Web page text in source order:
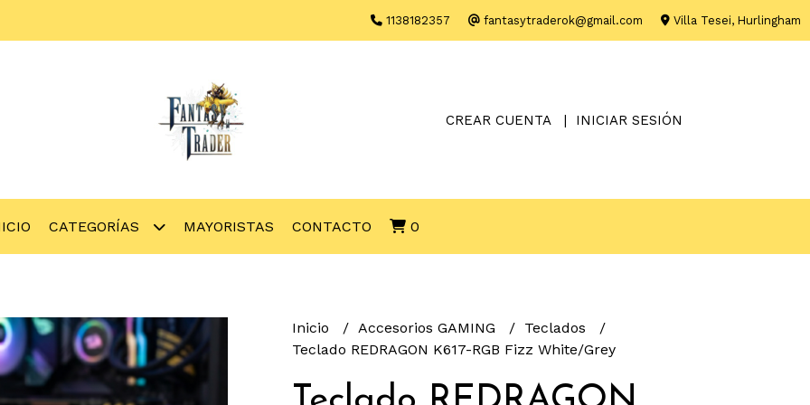
1138182357 fantasytraderok@gmail.com Villa Tesei, Hurlingham
CREAR CUENTA INICIAR SESIÓN
CATEGORÍAS MAYORISTAS CONTACTO 0
Inicio Accesorios GAMING
Teclados
Teclado REDRAGON K617-RGB Fizz White/Grey